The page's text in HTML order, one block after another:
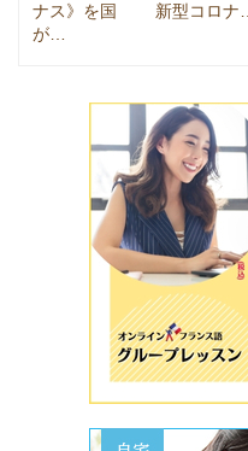
ナス》を国
が…
新型コロナ